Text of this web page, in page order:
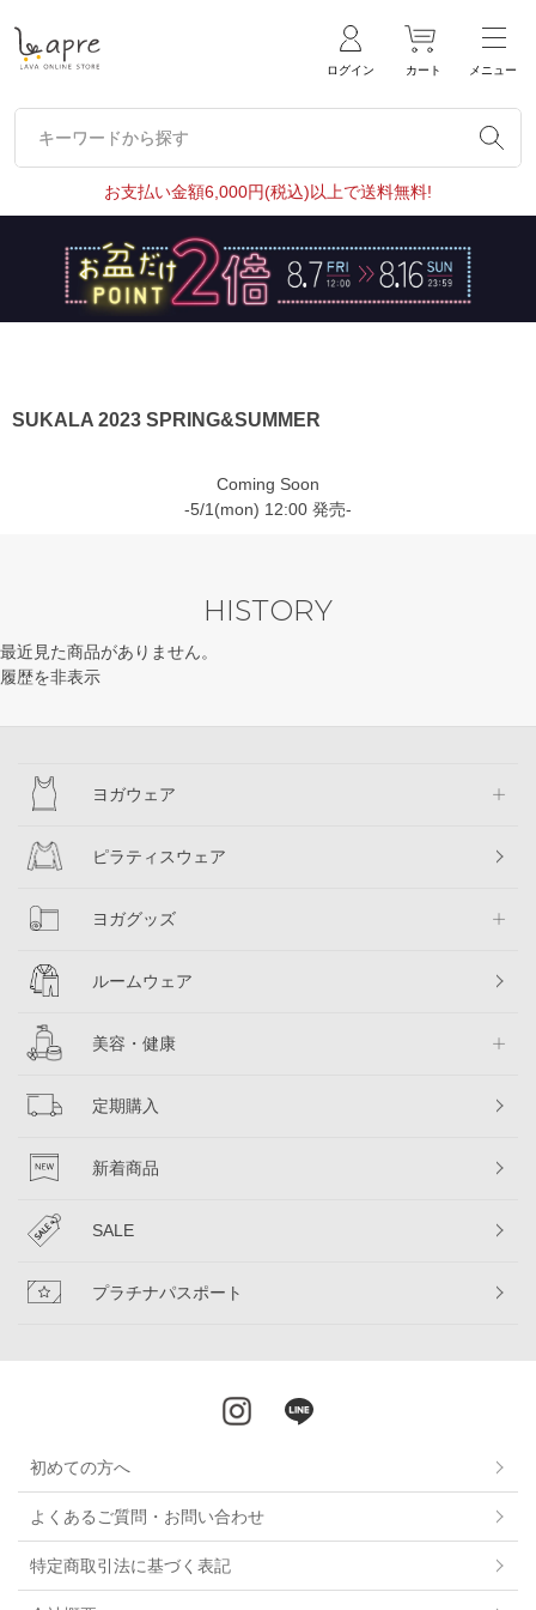
ログイン カート メニュー
キーワードから探す
キーワードから探す
お支払い金額6,000円(税込)以上で送料無料!
SUKALA 2023 SPRING&SUMMER
Coming Soon
-5/1(mon) 12:00 発売-
HISTORY
最近見た商品がありません。
履歴を非表示
ヨガウェア
ピラティスウェア
ヨガグッズ
ルームウェア
美容・健康
定期購入
新着商品
SALE
プラチナパスポート
初めての方へ
よくあるご質問・お問い合わせ
特定商取引法に基づく表記